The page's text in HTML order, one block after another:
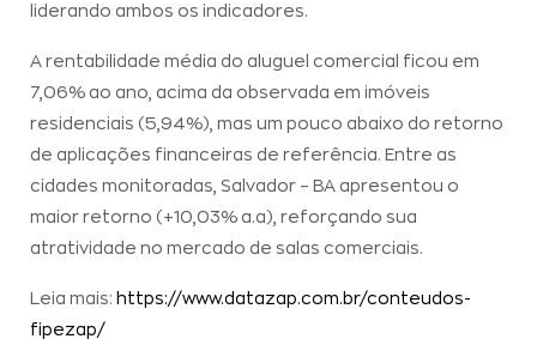
liderando ambos os indicadores.
A rentabilidade média do aluguel comercial ficou em
7,06% ao ano, acima da observada em imóveis
residenciais (5,94%), mas um pouco abaixo do retorno
de aplicações financeiras de referência. Entre as
cidades monitoradas, Salvador – BA apresentou o
maior retorno (+10,03% a.a), reforçando sua
atratividade no mercado de salas comerciais.
Leia mais: https://www.datazap.com.br/conteudos-
fipezap/